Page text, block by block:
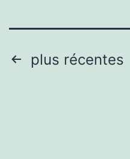
Pagination
plus récentes